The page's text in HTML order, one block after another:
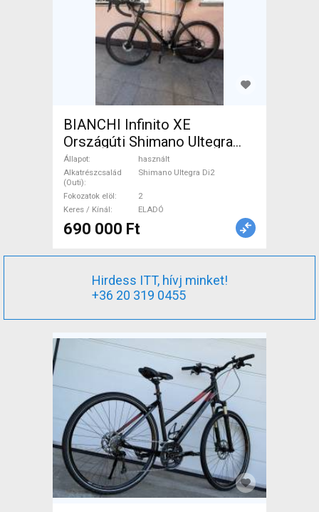
BIANCHI Infinito XE
Országúti Shimano Ultegra
Di2 tárcsafék használt ELADÓ
Állapot
használt
Alkatrészcsalád
(Outi)
Shimano Ultegra Di2
Fokozatok elöl
2
Keres / Kínál
ELADÓ
690 000 Ft
Hirdess ITT, hívj minket!
+36 20 319 0455